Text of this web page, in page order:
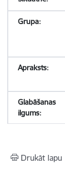
Drukāt lapu